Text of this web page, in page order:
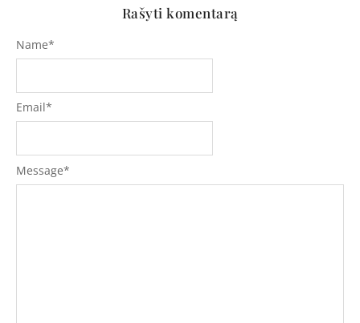
Rašyti komentarą
Message*
Name*
Email*